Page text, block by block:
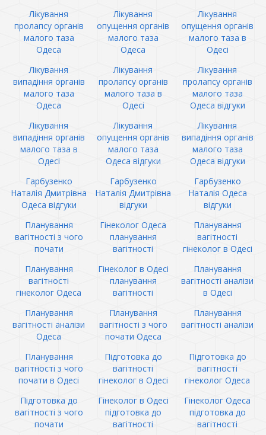
Лікування
пролапсу органів
малого таза
Одеса
Лікування
опущення органів
малого таза
Одеса
Лікування
опущення органів
малого таза в
Одесі
Лікування
випадіння органів
малого таза
Одеса
Лікування
пролапсу органів
малого таза в
Одесі
Лікування
пролапсу органів
малого таза
Одеса відгуки
Лікування
випадіння органів
малого таза в
Одесі
Лікування
опущення органів
малого таза
Одеса відгуки
Лікування
випадіння органів
малого таза
Одеса відгуки
Гарбузенко
Наталія Дмитрівна
Одеса відгуки
Гарбузенко
Наталія Дмитрівна
відгуки
Гарбузенко
Наталія Одеса
відгуки
Планування
вагітності з чого
почати
Гінеколог Одеса
планування
вагітності
Планування
вагітності
гінеколог в Одесі
Планування
вагітності
гінеколог Одеса
Гінеколог в Одесі
планування
вагітності
Планування
вагітності аналізи
в Одесі
Планування
вагітності аналізи
Одеса
Планування
вагітності з чого
почати Одеса
Планування
вагітності аналізи
Планування
вагітності з чого
почати в Одесі
Підготовка до
вагітності
гінеколог в Одесі
Підготовка до
вагітності
гінеколог Одеса
Підготовка до
вагітності з чого
почати
Гінеколог в Одесі
підготовка до
вагітності
Гінеколог Одеса
підготовка до
вагітності